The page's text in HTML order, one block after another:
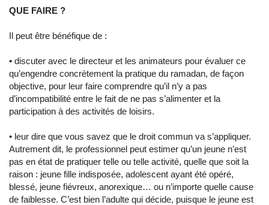
QUE FAIRE ?
Il peut être bénéfique de :
• discuter avec le directeur et les animateurs pour évaluer ce
qu’engendre concrètement la pratique du ramadan, de façon
objective, pour leur faire comprendre qu’il n’y a pas
d’incompatibilité entre le fait de ne pas s’alimenter et la
participation à des activités de loisirs.
• leur dire que vous savez que le droit commun va s’appliquer.
Autrement dit, le professionnel peut estimer qu’un jeune n’est
pas en état de pratiquer telle ou telle activité, quelle que soit la
raison : jeune fille indisposée, adolescent ayant été opéré,
blessé, jeune fiévreux, anorexique… ou n’importe quelle cause
de faiblesse. C’est bien l’adulte qui décide, puisque le jeune est